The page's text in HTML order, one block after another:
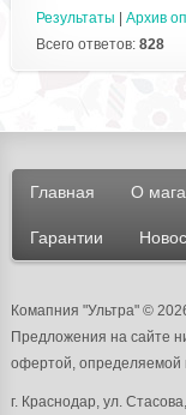
Результаты | Архив
Всего ответов: 828
Главная О
Гарантии
Комапния "Ультра"©
Предложения на сайте
офертой,
г. Краснодар , ул.